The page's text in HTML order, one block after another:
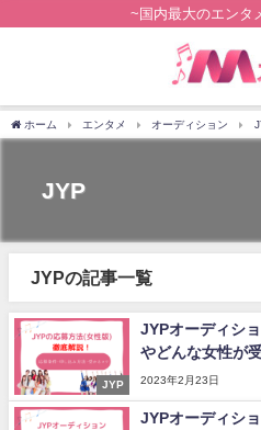
~国内最大のエンタ
ホーム エンタメ オーディション
JYP
JYPの記事一覧
JYP
JYPオーディシ
やどんな女性が
2023年2月23日
JYPオーディシ